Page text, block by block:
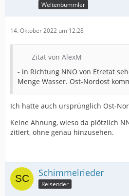
Weltenbummler
14. Oktober 2022 um 12:28
Zitat von AlexM
- in Richtung NNO von Etretat
Menge Wasser. Ost-Nordost
Ich hatte auch ursprünglich Ost-
Keine Ahnung, wieso da plötzlich
zitiert, ohne genau hinzusehen.
Schimmelrieder
Reisender